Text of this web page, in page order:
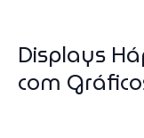
Displays
com